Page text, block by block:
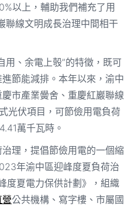
以上，輔助我們補充了用
聯線文明成長治理中間相干
用、余電上彀”的特徵，既可
節能減排。本年以來，渝中
市產業黌舍、重慶紅巖聯線
光伏項目，可節儉用電負荷
萬千瓦時。
理，提倡節儉用電的一個縮
年渝中區迎峰度夏負荷治
度夏電力保供計劃》，組織
公共機構、寫字樓、市屬國